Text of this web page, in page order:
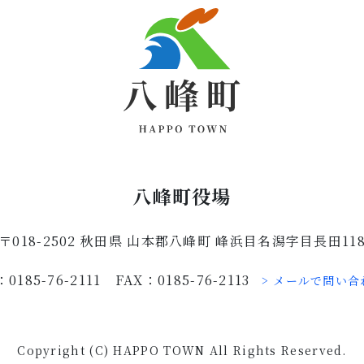
八峰町役場
018-2502 秋田県 山本郡八峰町 峰浜目名潟字目長田118
0185-76-2111 FAX：0185-76-2113 > メールで問い合
Copyright (C) HAPPO TOWN All Rights Reserved.